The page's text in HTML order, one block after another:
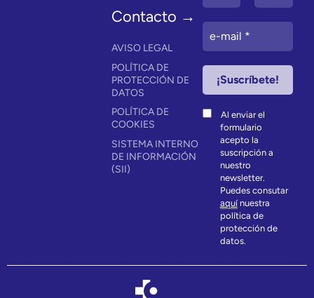
Contacto →
AVISO LEGAL
POLÍTICA DE
PROTECCIÓN DE
DATOS
POLÍTICA DE
COOKIES
SISTEMA INTERNO
DE INFORMACIÓN
(SII)
Al enviar el
formulario
acepto la
suscripción a
nuestro
newsletter.
Puedes consutar
aquínuestra
política de
protección de
datos.